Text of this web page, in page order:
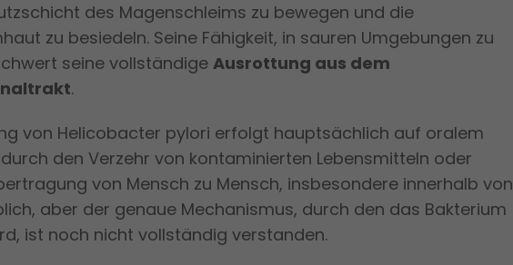
des Magenschleims zu bewegen und die
zu besiedeln. Seine Fähigkeit, in sauren Umgebungen zu
seine vollständigeAusrottung aus dem
.
von Helicobacter pylori erfolgt hauptsächlich auf oralem
durch den Verzehr von kontaminierten Lebensmitteln oder
von Mensch zu Mensch, insbesondere innerhalb von
aber der genaue Mechanismus, durch den das Bakterium
ist noch nicht vollständig verstanden.